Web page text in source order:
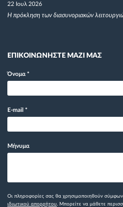
22 Ιουλ 2026
Η πρόκληση των διασυνοριακών
ΕΠΙΚΟΙΝΩΝΗΣΤΕ ΜΑΖΙ ΜΑΣ
Όνομα *
E-mail *
Μήνυμα
Οι πληροφορίες σας θα χρησιμοποιηθούν
ιδιωτικού απορρήτου . Μπορείτε να μάθετε